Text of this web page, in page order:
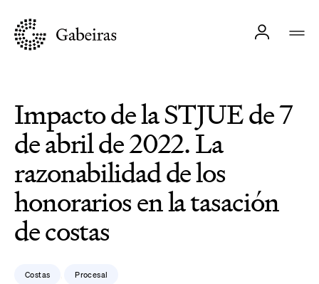
Impacto de la STJUE de 7
de abril de 2022. La
razonabilidad de los
honorarios en la tasación
de costas
Costas Procesal